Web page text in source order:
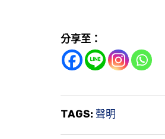
台北靈
分享至：
TAGS: 聲明